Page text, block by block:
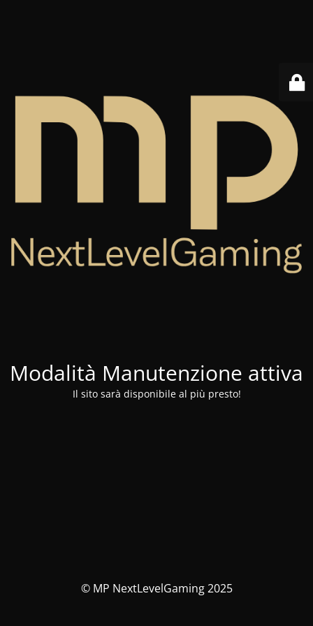
Modalità Manutenzione attiva
Il sito sarà disponibile al più presto!
© MP NextLevelGaming 2025